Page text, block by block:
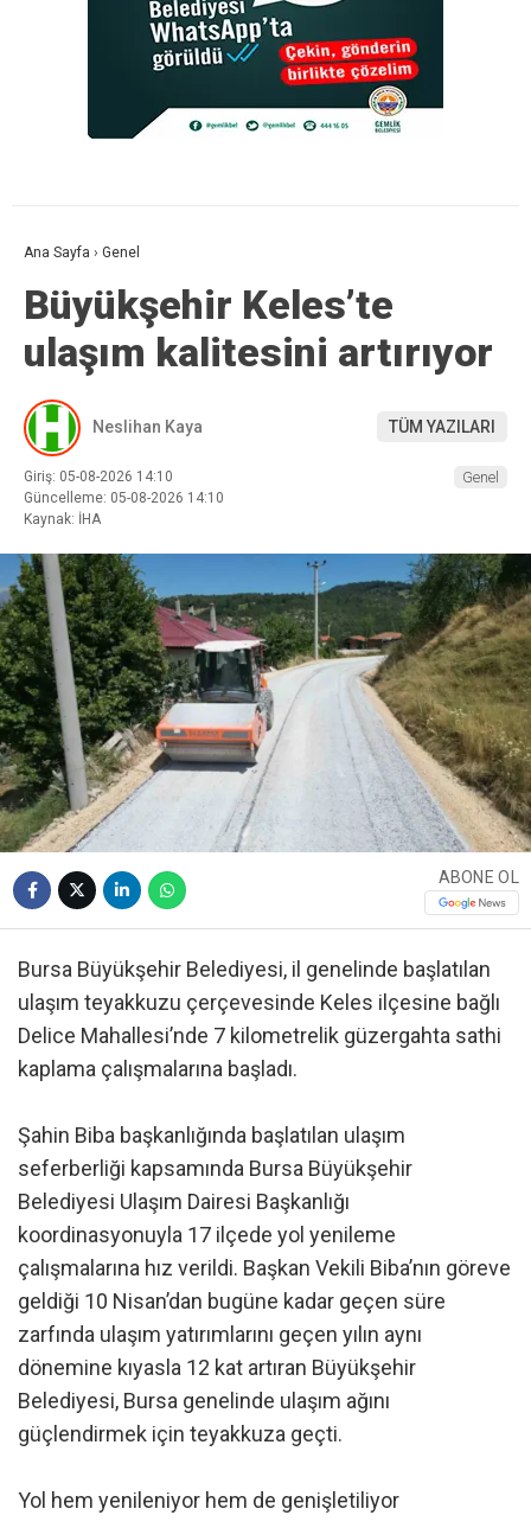
Ana Sayfa › Genel
Büyükşehir Keles’te
ulaşım kalitesini artırıyor
Neslihan Kaya TÜM YAZILARI
Giriş: 05-08-2026 14:10
Güncelleme: 05-08-2026 14:10
Kaynak: İHA
Genel
ABONE OL
Bursa Büyükşehir Belediyesi, il genelinde başlatılan
ulaşım teyakkuzu çerçevesinde Keles ilçesine bağlı
Delice Mahallesi’nde 7 kilometrelik güzergahta sathi
kaplama çalışmalarına başladı.
Şahin Biba başkanlığında başlatılan ulaşım
seferberliği kapsamında Bursa Büyükşehir
Belediyesi Ulaşım Dairesi Başkanlığı
koordinasyonuyla 17 ilçede yol yenileme
çalışmalarına hız verildi. Başkan Vekili Biba’nın göreve
geldiği 10 Nisan’dan bugüne kadar geçen süre
zarfında ulaşım yatırımlarını geçen yılın aynı
dönemine kıyasla 12 kat artıran Büyükşehir
Belediyesi, Bursa genelinde ulaşım ağını
güçlendirmek için teyakkuza geçti.
Yol hem yenileniyor hem de genişletiliyor